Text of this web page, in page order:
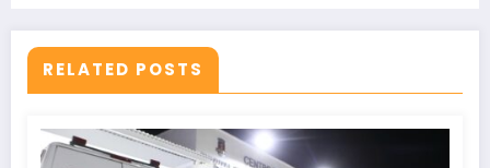
RELATED POSTS